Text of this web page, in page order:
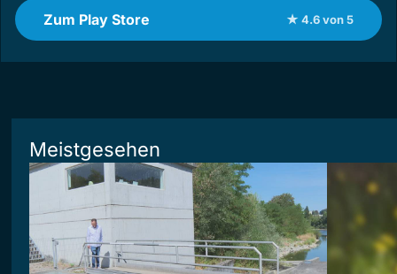
Zum Play Store ★ 4.6 von 5
Meistgesehen